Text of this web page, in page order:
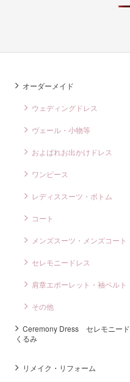
オーダーメイド
ウェディングドレス
ヴェール・小物等
およばれお出かけドレス
ワンピース
レディススーツ・ボトム
コート
メンズスーツ・メンズコート
セレモニードレス
肩章エポーレット・袖ベルト
その他
Ceremony Dress セレモニー
くるみ
リメイク・リフォーム